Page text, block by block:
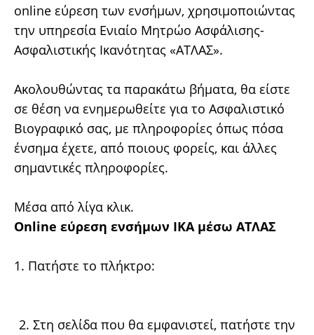
online εύρεση των ενσήμων, χρησιμοποιώντας
την υπηρεσία Ενιαίο Μητρώο Ασφάλισης-
Ασφαλιστικής Ικανότητας «ΑΤΛΑΣ».
Ακολουθώντας τα παρακάτω βήματα, θα είστε
σε θέση να ενημερωθείτε για το Ασφαλιστικό
Βιογραφικό σας, με πληροφορίες όπως πόσα
ένσημα έχετε, από ποιους φορείς, και άλλες
σημαντικές πληροφορίες.
Μέσα από λίγα κλικ.
Online εύρεση ενσήμων ΙΚΑ μέσω ΑΤΛΑΣ
1. Πατήστε το πλήκτρο:
2. Στη σελίδα που θα εμφανιστεί, πατήστε την